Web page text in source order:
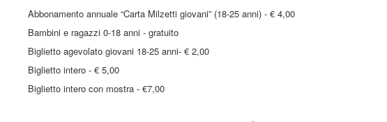
Abbonamento annuale “Carta Milzetti giovani” (18-25 anni) - € 4,00
Bambini e ragazzi 0-18 anni - gratuito
Biglietto agevolato giovani 18-25 anni- € 2,00
Biglietto intero - € 5,00
Biglietto intero con mostra - €7,00